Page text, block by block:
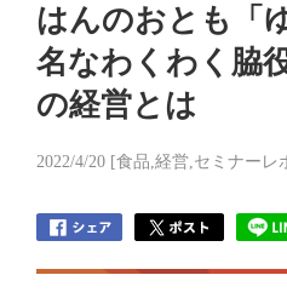
はんのおとも「
名なわくわく脇
の経営とは
2022/4/20 [食品,経営,セミナーレ